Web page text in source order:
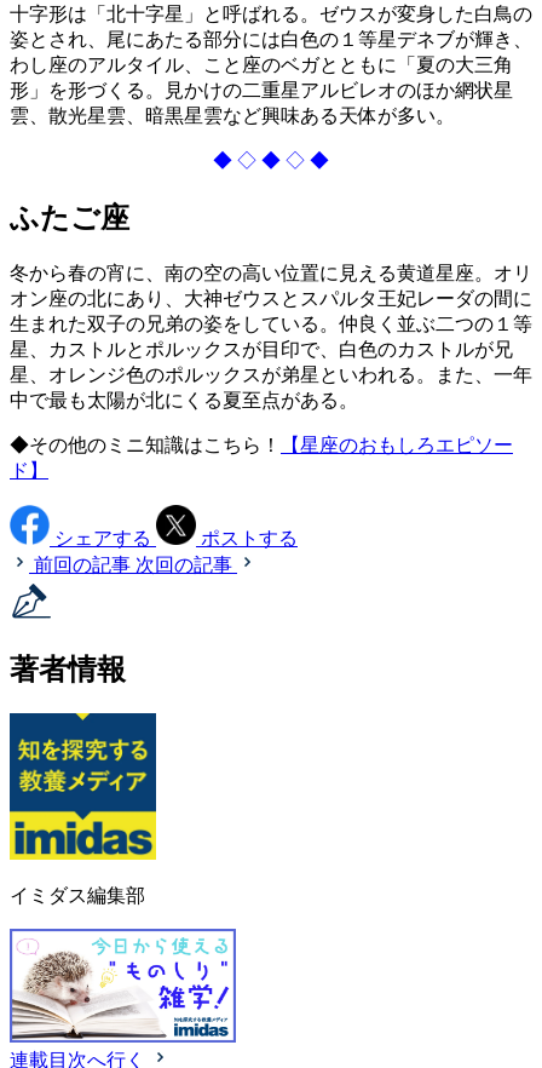
十字形は「北十字星」と呼ばれる。ゼウスが変身した白鳥の
姿とされ、尾にあたる部分には白色の１等星デネブが輝き、
わし座のアルタイル、こと座のベガとともに「夏の大三角
形」を形づくる。見かけの二重星アルビレオのほか網状星
雲、散光星雲、暗黒星雲など興味ある天体が多い。
◆ ◇ ◆ ◇ ◆
ふたご座
冬から春の宵に、南の空の高い位置に見える黄道星座。オリ
オン座の北にあり、大神ゼウスとスパルタ王妃レーダの間に
生まれた双子の兄弟の姿をしている。仲良く並ぶ二つの１等
星、カストルとポルックスが目印で、白色のカストルが兄
星、オレンジ色のポルックスが弟星といわれる。また、一年
中で最も太陽が北にくる夏至点がある。
◆その他のミニ知識はこちら！
【星座のおもしろエピソー
ド】
シェアする
ポストする
前回の記事 次回の記事
著者情報
イミダス編集部
連載目次へ行く